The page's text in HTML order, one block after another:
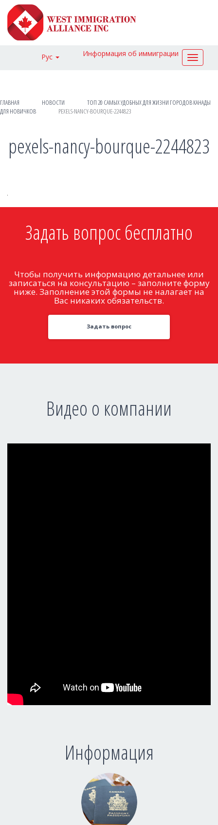
Toggle
Информация об иммиграции
Рус
ГЛАВНАЯ НОВОСТИ
ТОП 20 САМЫХ УДОБНЫХ ДЛЯ ЖИЗНИ ГОРОДОВ КАНАДЫ
ДЛЯ НОВИЧКОВ
PEXELS-NANCY-BOURQUE-2244823
pexels-nancy-bourque-2244823
Задать вопрос бесплатно
Чтобы получить информацию детальнее или
записаться на консультацию – заполните форму
ниже. Заполнение этой формы не налагает на
Вас никаких обязательств.
Задать вопрос
Видео о компании
Информация